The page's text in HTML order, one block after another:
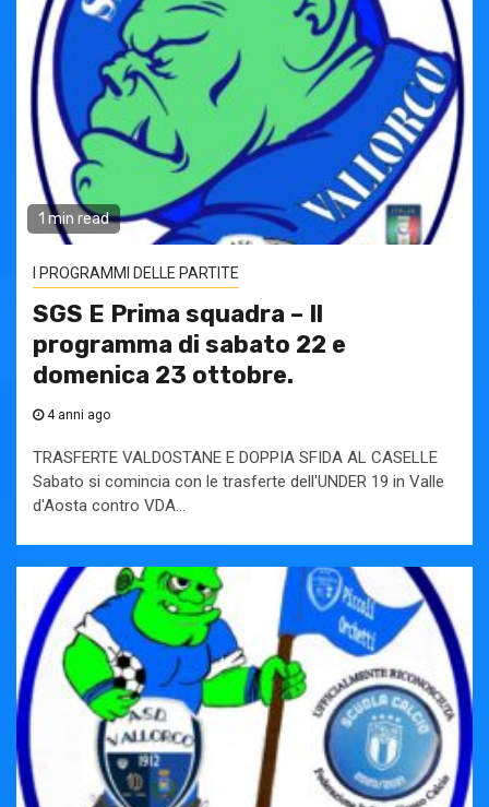
1 min read
I PROGRAMMI DELLE PARTITE
SGS E Prima squadra – Il
programma di sabato 22 e
domenica 23 ottobre.
4 anni ago
TRASFERTE VALDOSTANE E DOPPIA SFIDA AL CASELLE
Sabato si comincia con le trasferte dell'UNDER 19 in Valle
d'Aosta contro VDA...